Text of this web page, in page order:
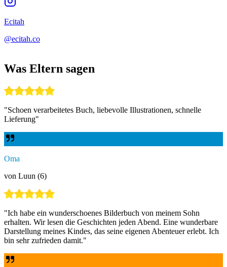
Ecitah
@ecitah.co
Was Eltern sagen
"Schoen verarbeitetes Buch, liebevolle Illustrationen, schnelle
Lieferung"
Oma
von Luun (6)
"Ich habe ein wunderschoenes Bilderbuch von meinem Sohn
erhalten. Wir lesen die Geschichten jeden Abend. Eine wunderbare
Darstellung meines Kindes, das seine eigenen Abenteuer erlebt. Ich
bin sehr zufrieden damit."